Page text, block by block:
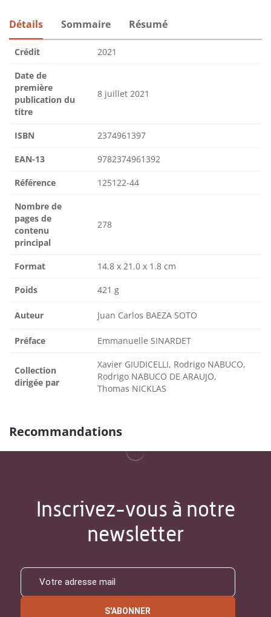
Détails Sommaire Résumé
Crédit 2021
Date de
première
publication du
titre
8 juillet 2021
ISBN 2374961397
EAN-13 9782374961392
Référence 125122-44
Nombre de
pages de
contenu
principal
278
Format 14.8 x 21.0 x 1.8 cm
Poids 421 g
Auteur Juan Carlos BAEZA SOTO
Préface Emmanuelle SINARDET
Collection
dirigée par
Xavier GIUDICELLI, Rodrigo NABUCO,
Rodrigo NABUCO DE ARAUJO,
Thomas NICKLAS
Recommandations
Inscrivez-vous à notre
newsletter
S'ABONNER